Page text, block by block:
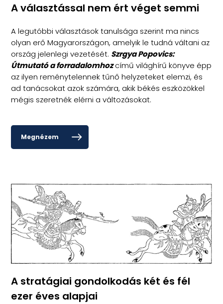
A választással nem ért véget semmi
A legutóbbi választások tanulsága szerint ma nincs
olyan erő Magyarországon, amelyik le tudná váltani az
ország jelenlegi vezetését. Szrgya Popovics:
Útmutató a forradalomhozcímű világhírű könyve épp
az ilyen reménytelennek tűnő helyzeteket elemzi, és
ad tanácsokat azok számára, akik békés eszközökkel
mégis szeretnék elérni a változásokat.
Megnézem
A stratágiai gondolkodás két és fél
ezer éves alapjai